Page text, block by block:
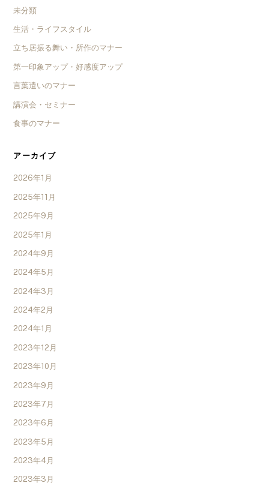
未分類
生活・ライフスタイル
立ち居振る舞い・所作のマナー
第一印象アップ・好感度アップ
言葉遣いのマナー
講演会・セミナー
食事のマナー
アーカイブ
2026年1月
2025年11月
2025年9月
2025年1月
2024年9月
2024年5月
2024年3月
2024年2月
2024年1月
2023年12月
2023年10月
2023年9月
2023年7月
2023年6月
2023年5月
2023年4月
2023年3月